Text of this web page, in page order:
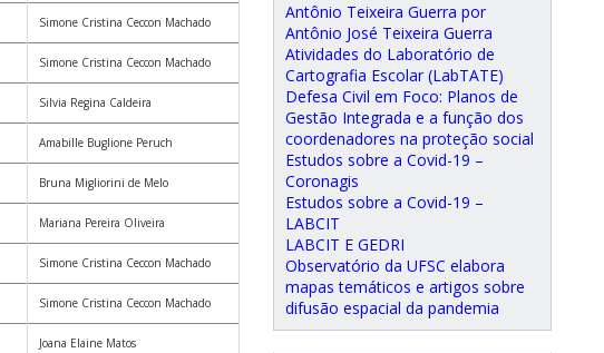
Simone Cristina Ceccon Machado
Simone Cristina Ceccon Machado
Silvia Regina Caldeira
Amabille Buglione Peruch
Bruna Migliorini de Melo
Mariana Pereira Oliveira
Simone Cristina Ceccon Machado
Simone Cristina Ceccon Machado
Joana Elaine Matos
Antônio Teixeira Guerra por
Antônio José Teixeira Guerra
Atividades do Laboratório de
Cartografia Escolar (LabTATE)
Defesa Civil em Foco: Planos de
Gestão Integrada e a função dos
coordenadores na proteção social
Estudos sobre a Covid-19 –
Coronagis
Estudos sobre a Covid-19 –
LABCIT
LABCIT E GEDRI
Observatório da UFSC elabora
mapas temáticos e artigos sobre
difusão espacial da pandemia